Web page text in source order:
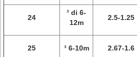
24
³ di 6-
12m
2.5-1.25
25 ³ 6-10m 2.67-1.6